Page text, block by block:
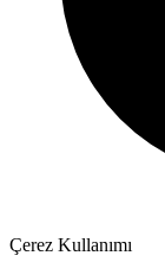
Çerez Kullanımı